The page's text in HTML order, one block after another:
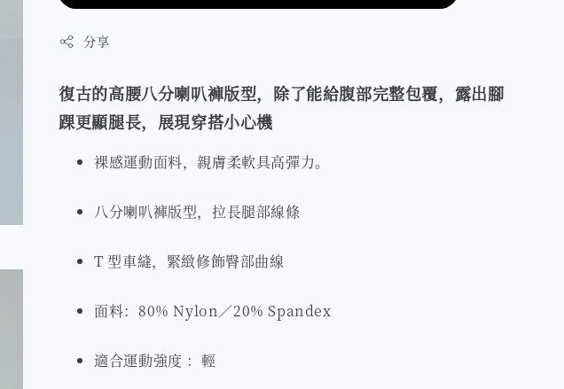
分享
復古的高腰八分喇叭褲版型，除了能給腹部完整包覆，露出腳
踝更顯腿長，展現穿搭小心機
裸感運動面料，親膚柔軟具高彈力。
八分喇叭褲版型，拉長腿部線條
T 型車縫，緊緻修飾臀部曲線
面料：80% Nylon／20% Spandex
適合運動強度 ：輕